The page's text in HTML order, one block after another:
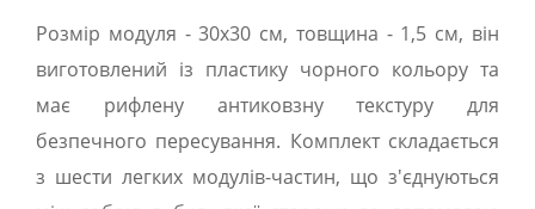
Розмір модуля - 30х30 см, товщина - 1,5 см, він
виготовлений із пластику чорного кольору та
має рифлену антиковзну текстуру для
безпечного пересування. Комплект складається
з шести легких модулів-частин, що з'єднуються